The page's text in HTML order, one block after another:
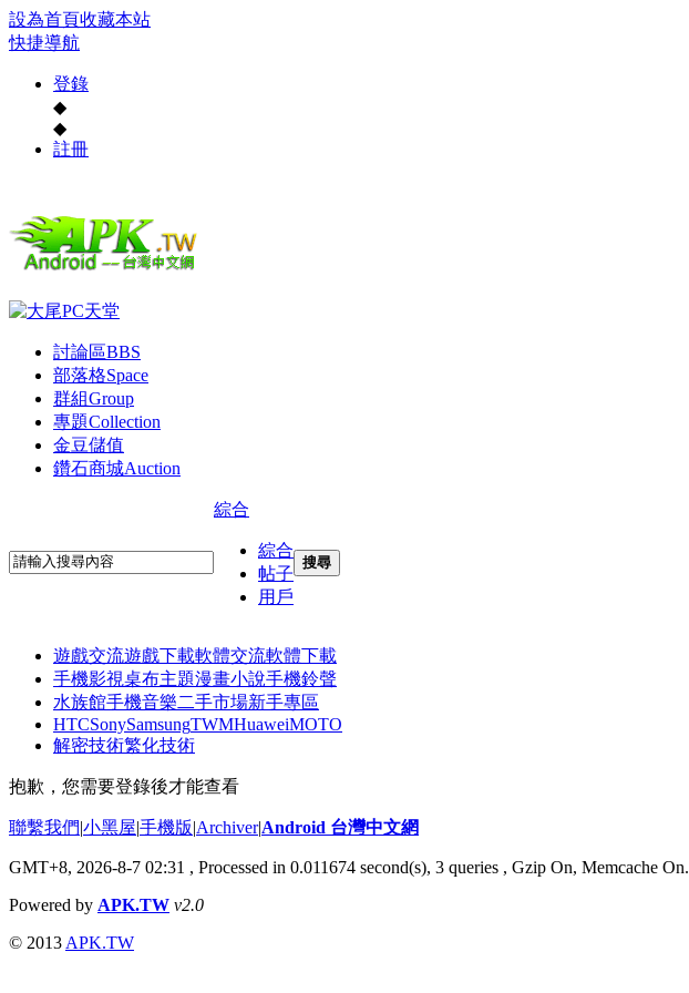
設為首頁收藏本站
快捷導航
登錄
◆
◆
註冊
討論區BBS
部落格Space
群組Group
專題Collection
金豆儲值
鑽石商城Auction
綜合
綜合
帖子
用戶
搜尋
遊戲交流遊戲下載軟體交流軟體下載
手機影視桌布主題漫畫小說手機鈴聲
水族館手機音樂二手市場新手專區
HTCSonySamsungTWMHuaweiMOTO
解密技術繁化技術
抱歉，您需要登錄後才能查看
聯繫我們|小黑屋|手機版|Archiver|Android 台灣中文網
GMT+8, 2026-8-7 02:31 , Processed in 0.011674 second(s), 3 queries , Gzip On, Memcache On.
Powered by APK.TW v2.0
© 2013 APK.TW